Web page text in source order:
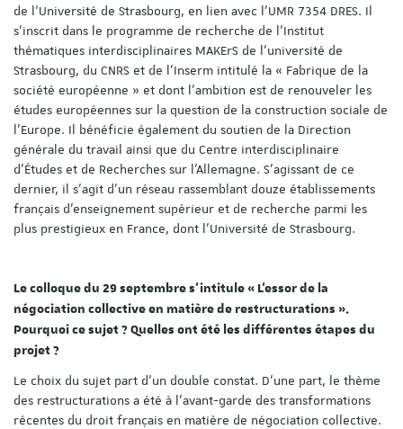
de l’Université de Strasbourg, en lien avec l’UMR 7354 DRES. Il
s’inscrit dans le programme de recherche de l’Institut
thématiques interdisciplinaires MAKErS de l’université de
Strasbourg, du CNRS et de l’Inserm intitulé la « Fabrique de la
société européenne » et dont l’ambition est de renouveler les
études européennes sur la question de la construction sociale de
l’Europe. Il bénéficie également du soutien de la Direction
générale du travail ainsi que du Centre interdisciplinaire
d’Études et de Recherches sur l’Allemagne. S’agissant de ce
dernier, il s’agit d’un réseau rassemblant douze établissements
français d’enseignement supérieur et de recherche parmi les
plus prestigieux en France, dont l’Université de Strasbourg.
Le colloque du 29 septembre s’intitule « L’essor de la
négociation collective en matière de restructurations ».
Pourquoi ce sujet ? Quelles ont été les différentes étapes du
projet ?
Le choix du sujet part d’un double constat. D’une part, le thème
des restructurations a été à l’avant-garde des transformations
récentes du droit français en matière de négociation collective.